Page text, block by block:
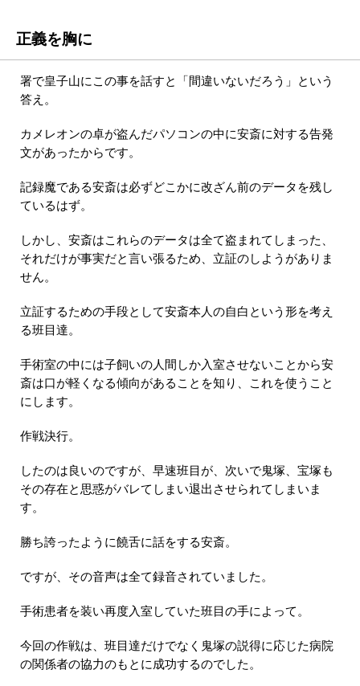
正義を胸に
署で皇子山にこの事を話すと「間違いないだろう」という
答え。
カメレオンの卓が盗んだパソコンの中に安斎に対する告発
文があったからです。
記録魔である安斎は必ずどこかに改ざん前のデータを残し
ているはず。
しかし、安斎はこれらのデータは全て盗まれてしまった、
それだけが事実だと言い張るため、立証のしようがありま
せん。
立証するための手段として安斎本人の自白という形を考え
る班目達。
手術室の中には子飼いの人間しか入室させないことから安
斎は口が軽くなる傾向があることを知り、これを使うこと
にします。
作戦決行。
したのは良いのですが、早速班目が、次いで鬼塚、宝塚も
その存在と思惑がバレてしまい退出させられてしまいま
す。
勝ち誇ったように饒舌に話をする安斎。
ですが、その音声は全て録音されていました。
手術患者を装い再度入室していた班目の手によって。
今回の作戦は、班目達だけでなく鬼塚の説得に応じた病院
の関係者の協力のもとに成功するのでした。